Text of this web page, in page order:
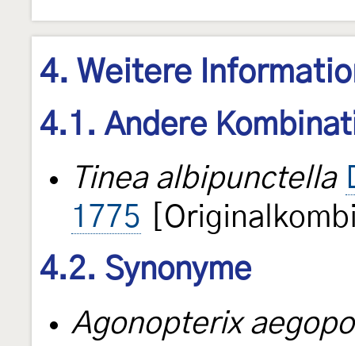
4. Weitere
4.1. Andere
Tinea albipunctella
1775
4.2. Synonyme
Agonopterix